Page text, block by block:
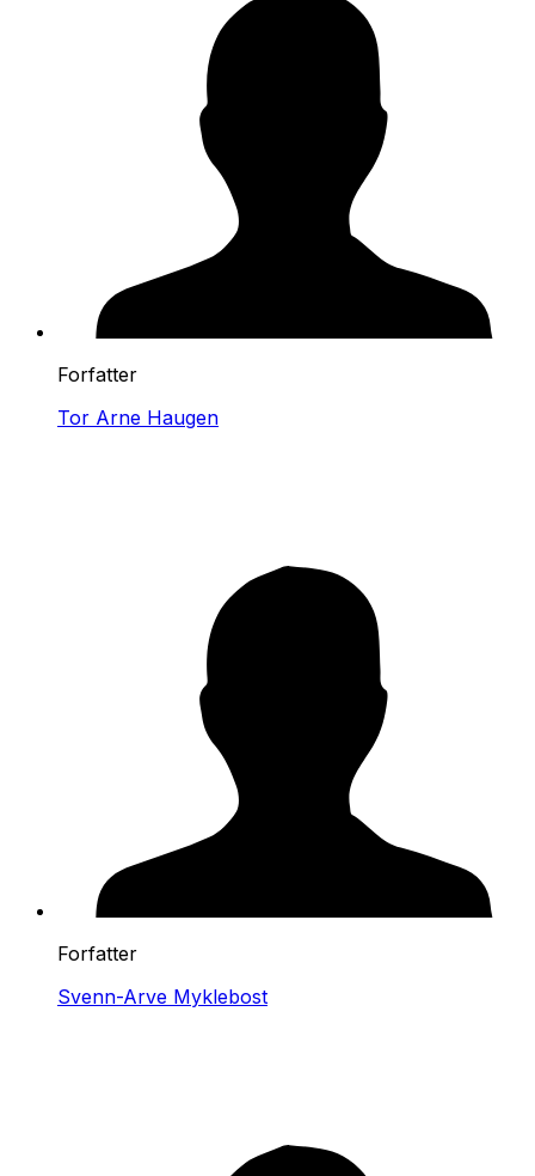
Forfatter
Tor Arne Haugen
Forfatter
Svenn-Arve Myklebost